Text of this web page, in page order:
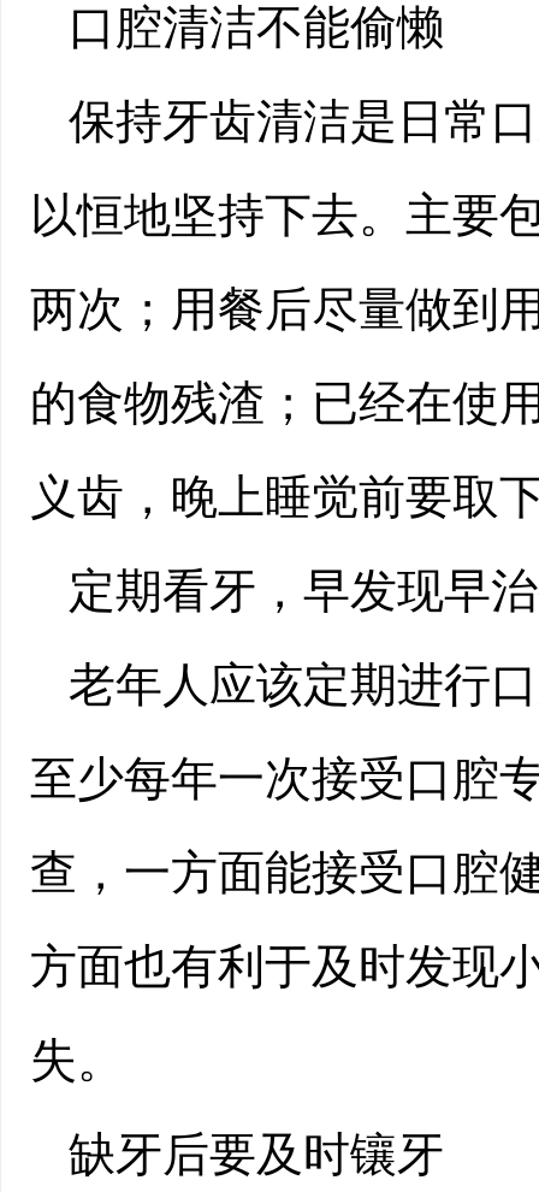
口腔清洁不能偷懒
保持牙齿清洁是日常
以恒地坚持下去。主要
两次；用餐后尽量做到
的食物残渣；已经在使
义齿，晚上睡觉前要取
定期看牙，早发现早
老年人应该定期进行
至少每年一次接受口腔
查，一方面能接受口腔
方面也有利于及时发现
失。
缺牙后要及时镶牙